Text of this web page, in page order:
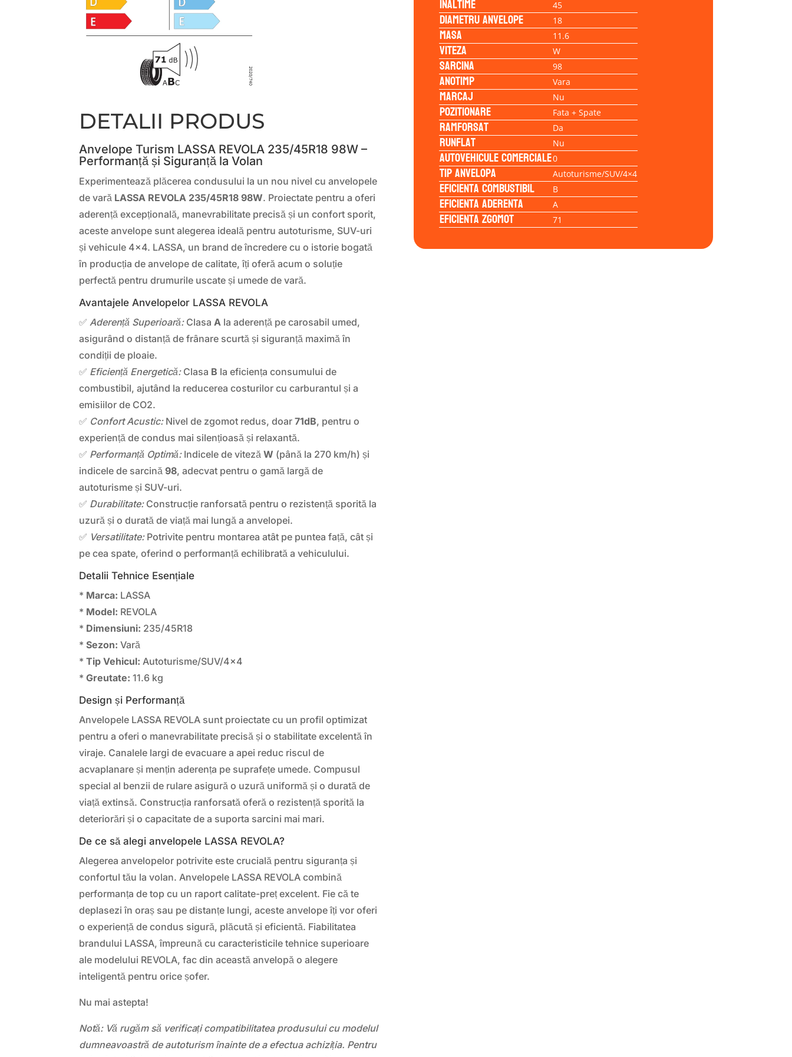
DETALII PRODUS
Anvelope Turism LASSA REVOLA 235/45R18 98W –
Performanță și Siguranță la Volan
Experimentează plăcerea condusului la un nou nivel cu anvelopele
de vară LASSA REVOLA 235/45R18 98W. Proiectate pentru a oferi
aderență excepțională, manevrabilitate precisă și un confort sporit,
aceste anvelope sunt alegerea ideală pentru autoturisme, SUV-uri
și vehicule 4x4. LASSA, un brand de încredere cu o istorie bogată
în producția de anvelope de calitate, îți oferă acum o soluție
perfectă pentru drumurile uscate și umede de vară.
Avantajele Anvelopelor LASSA REVOLA
✅Aderență Superioară:ClasaA la aderență pe carosabil umed,
asigurând o distanță de frânare scurtă și siguranță maximă în
condiții de ploaie.
✅ Eficiență Energetică:Clasa B la eficiența consumului de
combustibil, ajutând la reducerea costurilor cu carburantul și a
emisiilor de CO2.
✅ Confort Acustic:Nivel de zgomot redus, doar71dB, pentru o
experiență de condus mai silențioasă și relaxantă.
✅ Performanță Optimă:Indicele de vitezăW (până la 270 km/h) și
indicele de sarcină98, adecvat pentru o gamă largă de
autoturisme și SUV-uri.
✅ Durabilitate:Construcție ranforsată pentru o rezistență sporită la
uzură și o durată de viață mai lungă a anvelopei.
✅ Versatilitate:Potrivite pentru montarea atât pe puntea față, cât și
pe cea spate, oferind o performanță echilibrată a vehiculului.
Detalii Tehnice Esențiale
* Marca: LASSA
* Model: REVOLA
* Dimensiuni: 235/45R18
*Sezon: Vară
*Tip Vehicul: Autoturisme/SUV/4x4
*Greutate: 11.6 kg
Design și Performanță
Anvelopele LASSA REVOLA sunt proiectate cu un profil optimizat
pentru a oferi o manevrabilitate precisă și o stabilitate excelentă în
viraje. Canalele largi de evacuare a apei reduc riscul de
acvaplanare și mențin aderența pe suprafețe umede. Compusul
special al benzii de rulare asigură o uzură uniformă și o durată de
viață extinsă. Construcția ranforsată oferă o rezistență sporită la
deteriorări și o capacitate de a suporta sarcini mai mari.
De ce să alegi anvelopele LASSA REVOLA?
Alegerea anvelopelor potrivite este crucială pentru siguranța și
confortul tău la volan. Anvelopele LASSA REVOLA combină
performanța de top cu un raport calitate-preț excelent. Fie că te
deplasezi în oraș sau pe distanțe lungi, aceste anvelope îți vor oferi
o experiență de condus sigură, plăcută și eficientă. Fiabilitatea
brandului LASSA, împreună cu caracteristicile tehnice superioare
ale modelului REVOLA, fac din această anvelopă o alegere
inteligentă pentru orice șofer.
Nu mai astepta!
Notă: Vă rugăm să verificați compatibilitatea produsului cu modelul
dumneavoastră de autoturism înainte de a efectua achiziția. Pentru
Inaltime 45
Diametru anvelope 18
Masa 11.6
Viteza W
Sarcina 98
Anotimp Vara
Marcaj Nu
Pozitionare Fata + Spate
Ramforsat Da
Runflat Nu
Autovehicule comerciale0
Tip anvelopa Autoturisme/SUV/4×4
Eficienta Combustibil B
Eficienta Aderenta A
Eficienta Zgomot 71